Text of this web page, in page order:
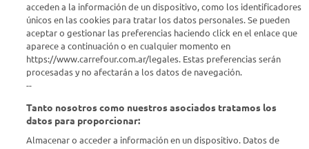
Estamos para ayudarte
¿Tenés una consulta? Comunicate con nosotros acá
Descubrí Carrefour
Conocenos
acceden a la información de un dispositivo, como los identificadores
únicos en las cookies para tratar los datos personales. Se pueden
aceptar o gestionar las preferencias haciendo click en el enlace que
aparece a continuación o en cualquier momento en
https://www.carrefour.com.ar/legales. Estas preferencias serán
procesadas y no afectarán a los datos de navegación.
--
Tanto nosotros como nuestros asociados tratamos los
datos para proporcionar:
Almacenar o acceder a información en un dispositivo. Datos de